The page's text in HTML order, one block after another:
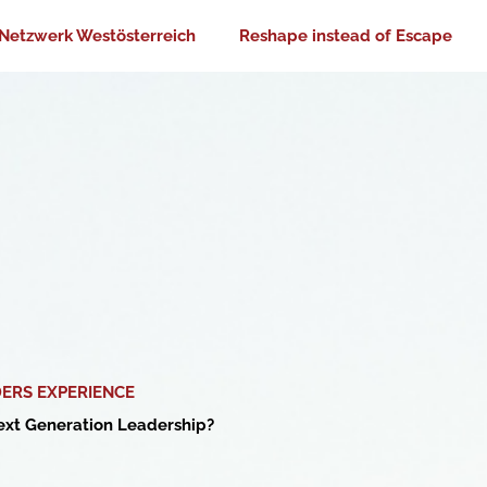
Westösterreich Reshape instead of Escape
EXPERIENCE
Generation Leadership?